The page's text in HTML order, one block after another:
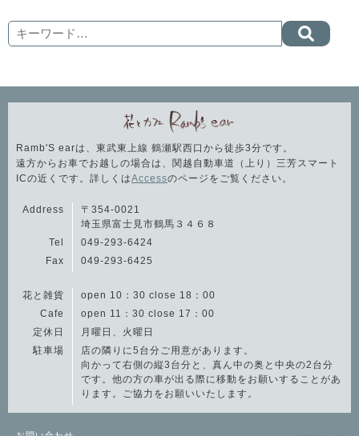
Search
Ramb'S earは、東武東上線 鶴瀬駅西口から徒歩3分です。
遠方からお車でお越しの場合は、関越自動車道（上り）三芳スマート
ICの近くです。詳しくはAccessのページをご覧ください。
Address
〒354-0021
埼玉県富士見市鶴馬３４６８
Tel
049-293-6424
Fax
049-293-6425
花と雑貨
open 10：30 close 18：00
Cafe
open 11：30 close 17：00
定休日
月曜日、火曜日
駐車場
店の隣りに5台分ご用意があります。
向かって右側の縦3台分と、真ん中の奥と中央の2台分
です。他の方の車が出る際に移動をお願いすることがあ
ります。ご協力をお願いいたします。